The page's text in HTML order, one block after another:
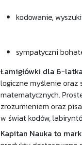
kodowanie,
sympatyczni
Łamigłówki dla 6-
logiczne myślenie oraz
matematycznych.
zrozumieniem oraz
w świat kodów,
Kapitan Nauka to